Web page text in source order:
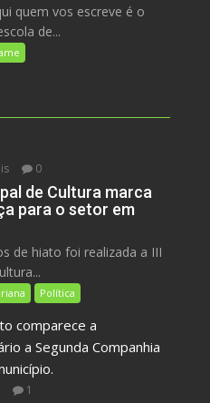
quem vos escreve é o
de...
0
de Cultura marca
para o setor em
de hiato foi realizada a III
Política
1